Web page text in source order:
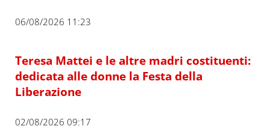
06/08/2026 11:23
Teresa Mattei e le altre madri costituenti:
dedicata alle donne la Festa della
Liberazione
02/08/2026 09:17